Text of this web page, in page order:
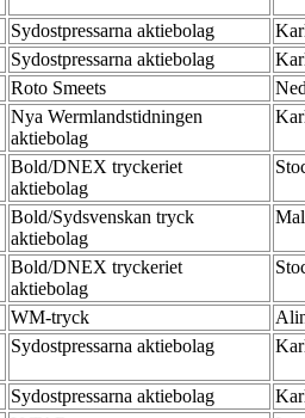
Sydostpressarna aktiebolag
Sydostpressarna aktiebolag
Roto Smeets
Nya Wermlandstidningen
aktiebolag
Bold/DNEX tryckeriet
aktiebolag
Bold/Sydsvenskan tryck
aktiebolag
Bold/DNEX tryckeriet
aktiebolag
WM-tryck
Sydostpressarna aktiebolag
Sydostpressarna aktiebolag